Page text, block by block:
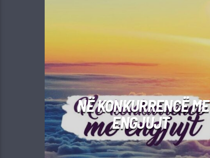
NË KONKURRENCË ME
ENGJUJT